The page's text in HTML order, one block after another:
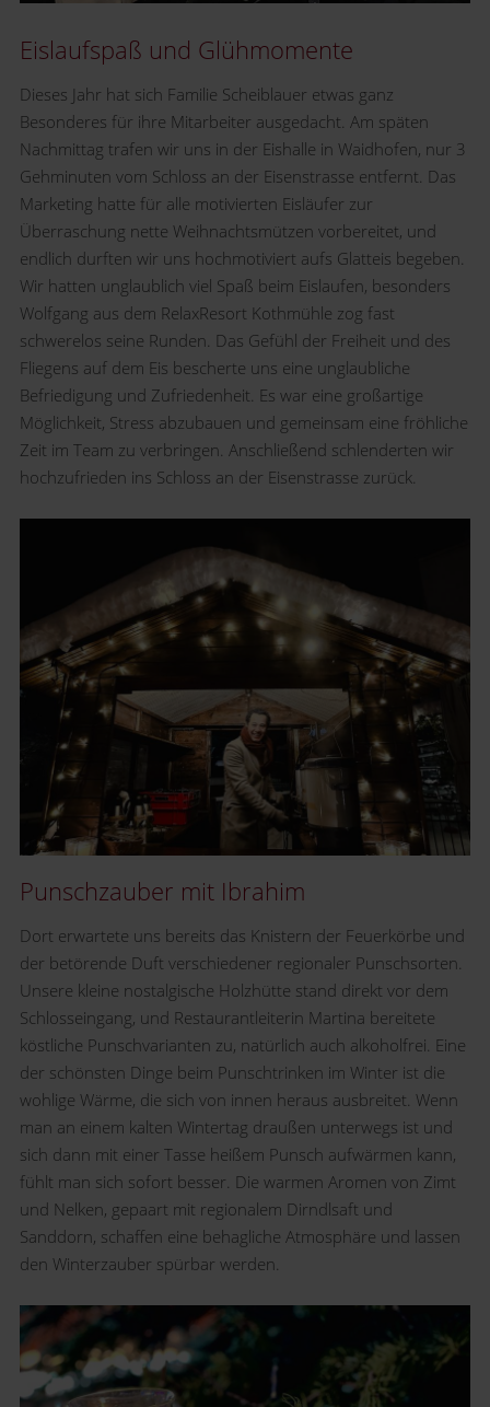
Eislaufspaß und Glühmomente
Dieses Jahr hat sich Familie Scheiblauer etwas ganz
Besonderes für ihre Mitarbeiter ausgedacht. Am späten
Nachmittag trafen wir uns in der Eishalle in Waidhofen, nur 3
Gehminuten vom Schloss an der Eisenstrasse entfernt. Das
Marketing hatte für alle motivierten Eisläufer zur
Überraschung nette Weihnachtsmützen vorbereitet, und
endlich durften wir uns hochmotiviert aufs Glatteis begeben.
Wir hatten unglaublich viel Spaß beim Eislaufen, besonders
Wolfgang aus dem RelaxResort Kothmühle zog fast
schwerelos seine Runden. Das Gefühl der Freiheit und des
Fliegens auf dem Eis bescherte uns eine unglaubliche
Befriedigung und Zufriedenheit. Es war eine großartige
Möglichkeit, Stress abzubauen und gemeinsam eine fröhliche
Zeit im Team zu verbringen. Anschließend schlenderten wir
hochzufrieden ins Schloss an der Eisenstrasse zurück.
Punschzauber mit Ibrahim
Dort erwartete uns bereits das Knistern der Feuerkörbe und
der betörende Duft verschiedener regionaler Punschsorten.
Unsere kleine nostalgische Holzhütte stand direkt vor dem
Schlosseingang, und Restaurantleiterin Martina bereitete
köstliche Punschvarianten zu, natürlich auch alkoholfrei. Eine
der schönsten Dinge beim Punschtrinken im Winter ist die
wohlige Wärme, die sich von innen heraus ausbreitet. Wenn
man an einem kalten Wintertag draußen unterwegs ist und
sich dann mit einer Tasse heißem Punsch aufwärmen kann,
fühlt man sich sofort besser. Die warmen Aromen von Zimt
und Nelken, gepaart mit regionalem Dirndlsaft und
Sanddorn, schaffen eine behagliche Atmosphäre und lassen
den Winterzauber spürbar werden.